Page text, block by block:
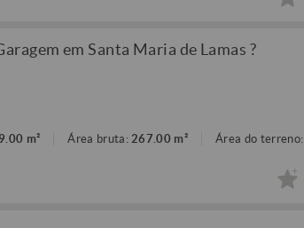
em Santa Maria de Lamas ?
m² Área bruta:267.00 m² Área do terreno: